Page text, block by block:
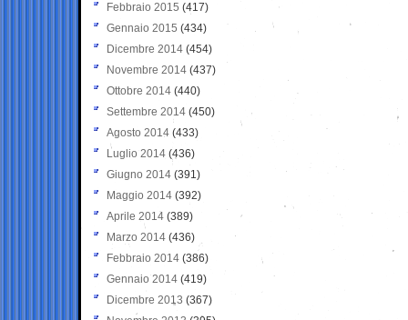
Febbraio 2015 (417)
Gennaio 2015 (434)
Dicembre 2014 (454)
Novembre 2014 (437)
Ottobre 2014 (440)
Settembre 2014 (450)
Agosto 2014 (433)
Luglio 2014 (436)
Giugno 2014 (391)
Maggio 2014 (392)
Aprile 2014 (389)
Marzo 2014 (436)
Febbraio 2014 (386)
Gennaio 2014 (419)
Dicembre 2013 (367)